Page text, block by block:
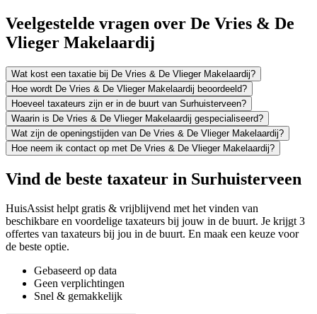
Veelgestelde vragen over De Vries & De
Vlieger Makelaardij
Wat kost een taxatie bij De Vries & De Vlieger Makelaardij?
Hoe wordt De Vries & De Vlieger Makelaardij beoordeeld?
Hoeveel taxateurs zijn er in de buurt van Surhuisterveen?
Waarin is De Vries & De Vlieger Makelaardij gespecialiseerd?
Wat zijn de openingstijden van De Vries & De Vlieger Makelaardij?
Hoe neem ik contact op met De Vries & De Vlieger Makelaardij?
Vind de beste taxateur in Surhuisterveen
HuisAssist helpt gratis & vrijblijvend met het vinden van
beschikbare en voordelige taxateurs bij jouw in de buurt. Je krijgt 3
offertes van taxateurs bij jou in de buurt. En maak een keuze voor
de beste optie.
Gebaseerd op data
Geen verplichtingen
Snel & gemakkelijk